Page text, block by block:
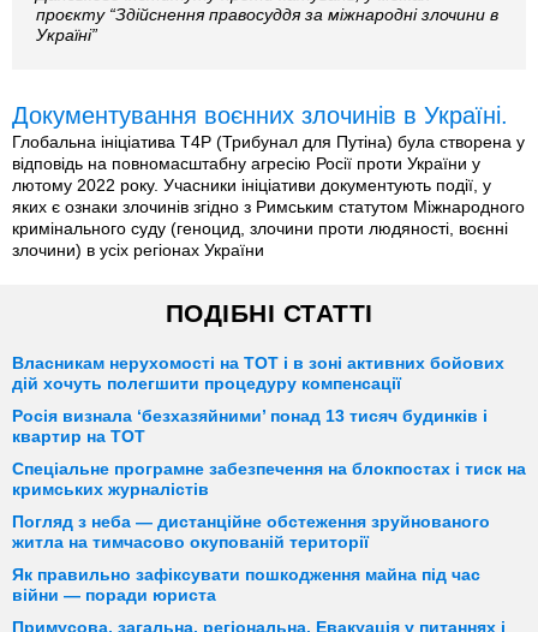
проєкту “Здійснення правосуддя за міжнародні злочини в
Україні”
Документування воєнних злочинів в Україні.
Глобальна ініціатива T4P (Трибунал для Путіна) була створена у
відповідь на повномасштабну агресію Росії проти України у
лютому 2022 року. Учасники ініціативи документують події, у
яких є ознаки злочинів згідно з Римським статутом Міжнародного
кримінального суду (геноцид, злочини проти людяності, воєнні
злочини) в усіх регіонах України
ПОДІБНІ СТАТТІ
Власникам нерухомості на ТОТ і в зоні активних бойових
дій хочуть полегшити процедуру компенсації
Росія визнала ‘безхазяйними’ понад 13 тисяч будинків і
квартир на ТОТ
Спеціальне програмне забезпечення на блокпостах і тиск на
кримських журналістів
Погляд з неба — дистанційне обстеження зруйнованого
житла на тимчасово окупованій території
Як правильно зафіксувати пошкодження майна під час
війни — поради юриста
Примусова, загальна, регіональна. Евакуація у питаннях і